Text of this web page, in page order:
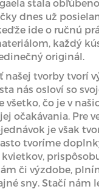
stala
dnes už
ide o ručnú
každý
originál.
našej tvorby tvorí
nás osloví so
všetko, čo je v
očakávania. Pre
je však
tvoríme
či výzdobe,
sny. Stačí nám